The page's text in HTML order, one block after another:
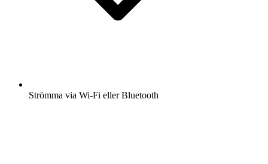
Strömma via Wi-Fi eller Bluetooth